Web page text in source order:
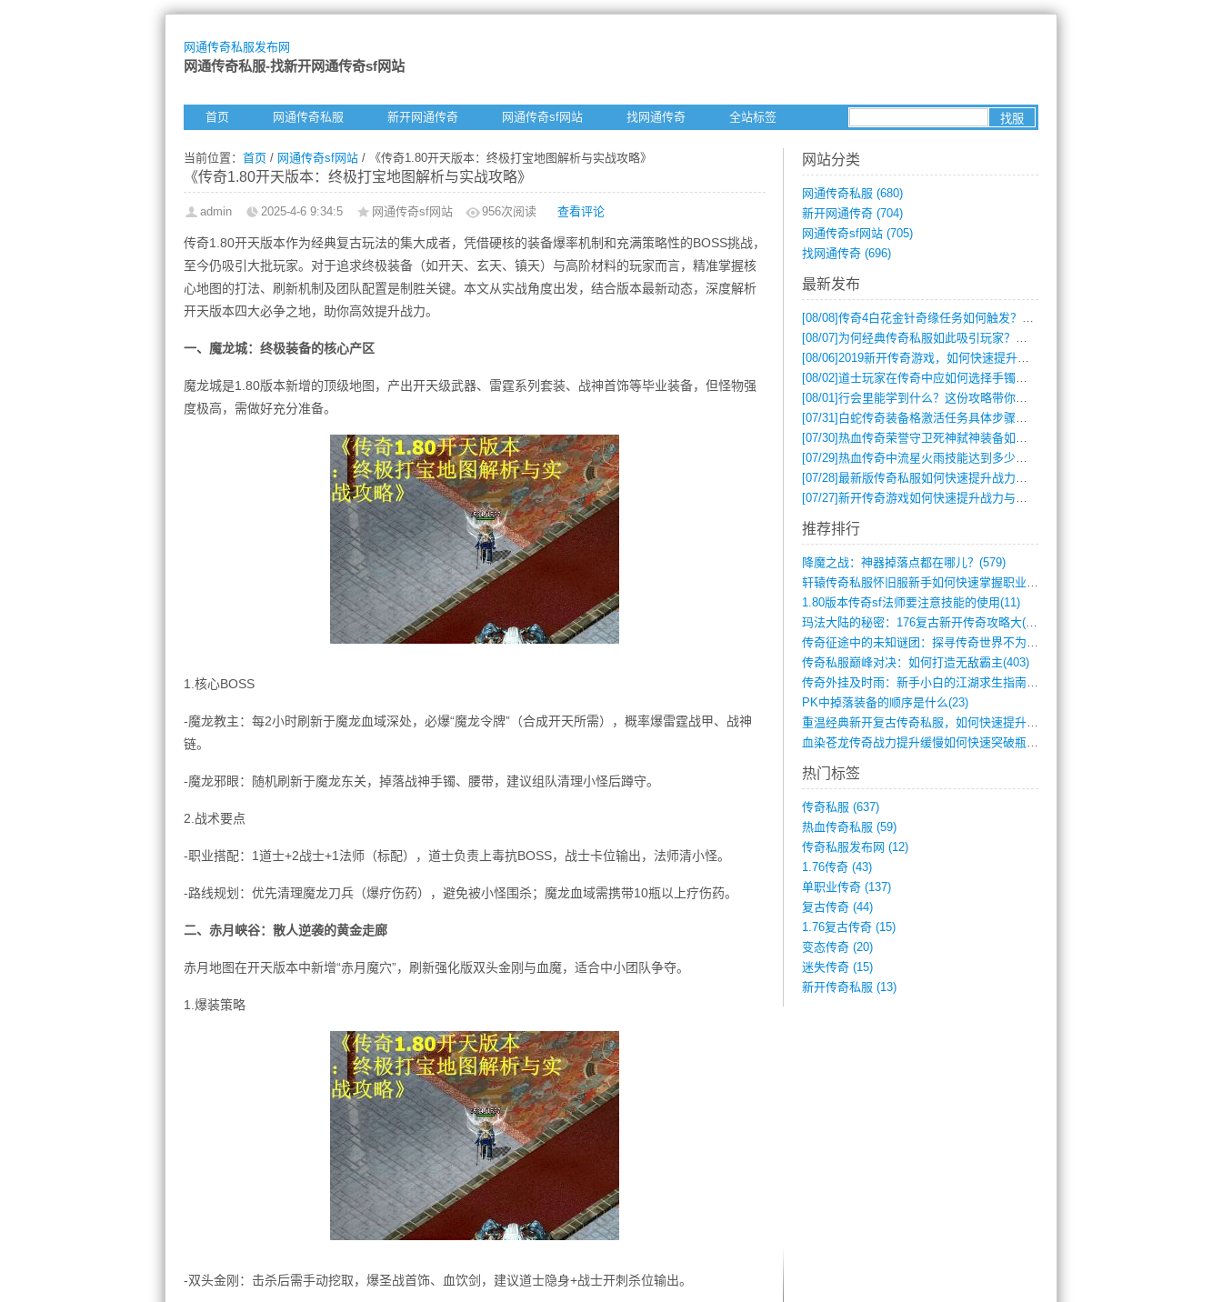
网通传奇私服发布网
网通传奇私服-找新开网通传奇sf网站
首页 网通传奇私服 新开网通传奇 网通传奇sf网站 找网通传奇 全站标签
当前位置： 首页 / 网通传奇sf网站 / 《传奇1.80开天版本：终极打宝地图解析与实战攻略》
《传奇1.80开天版本：终极打宝地图解析与实战攻略》
admin 2025-4-6 9:34:5 网通传奇sf网站 956次阅读 查看评论
传奇1.80开天版本作为经典复古玩法的集大成者，凭借硬核的装备爆率机制和充满策略性的BOSS挑战，
至今仍吸引大批玩家。对于追求终极装备（如开天、玄天、镇天）与高阶材料的玩家而言，精准掌握核
心地图的打法、刷新机制及团队配置是制胜关键。本文从实战角度出发，结合版本最新动态，深度解析
开天版本四大必争之地，助你高效提升战力。
一、魔龙城：终极装备的核心产区
魔龙城是1.80版本新增的顶级地图，产出开天级武器、雷霆系列套装、战神首饰等毕业装备，但怪物强
度极高，需做好充分准备。
1.核心BOSS
-魔龙教主：每2小时刷新于魔龙血域深处，必爆“魔龙令牌”（合成开天所需），概率爆雷霆战甲、战神
链。
-魔龙邪眼：随机刷新于魔龙东关，掉落战神手镯、腰带，建议组队清理小怪后蹲守。
2.战术要点
-职业搭配：1道士+2战士+1法师（标配），道士负责上毒抗BOSS，战士卡位输出，法师清小怪。
-路线规划：优先清理魔龙刀兵（爆疗伤药），避免被小怪围杀；魔龙血域需携带10瓶以上疗伤药。
二、赤月峡谷：散人逆袭的黄金走廊
赤月地图在开天版本中新增“赤月魔穴”，刷新强化版双头金刚与血魔，适合中小团队争夺。
1.爆装策略
-双头金刚：击杀后需手动挖取，爆圣战首饰、血饮剑，建议道士隐身+战士开刺杀位输出。
网站分类
网通传奇私服 (680)
新开网通传奇 (704)
网通传奇sf网站 (705)
找网通传奇 (696)
最新发布
[08/08]传奇4白花金针奇缘任务如何触发？完整攻略解析
[08/07] 为何经典传奇私服如此吸引玩家？深度攻略解析
[08/06]2019新开传奇游戏，如何快速提升角色等级？
[08/02]道士玩家在传奇中应如何选择手镯装备？
[08/01]行会里能学到什么？这份攻略带你全掌握
[07/31] 白蛇传奇装备格激活任务具体步骤是什么？如何完成？
[07/30]热血传奇荣誉守卫死神弑神装备如何获取与佩戴攻略？
[07/29]热血传奇中流星火雨技能达到多少级可以开始练装备？
[07/28]最新版传奇私服如何快速提升战力与获取稀有装备？
[07/27]新开传奇游戏如何快速提升战力与获取稀有装备？
推荐排行
降魔之战：神器掉落点都在哪儿？(579)
轩辕传奇私服怀旧服新手如何快速掌握职业选(993)
1.80版本传奇sf法师要注意技能的使用(11)
玛法大陆的秘密：176复古新开传奇攻略大(486)
传奇征途中的未知谜团：探寻传奇世界不为人(595)
传奇私服巅峰对决：如何打造无敌霸主(403)
传奇外挂及时雨：新手小白的江湖求生指南(802)
PK中掉落装备的顺序是什么(23)
重温经典新开复古传奇私服，如何快速提升等(392)
血染苍龙传奇战力提升缓慢如何快速突破瓶颈(654)
热门标签
传奇私服 (637)
热血传奇私服 (59)
传奇私服发布网 (12)
1.76传奇 (43)
单职业传奇 (137)
复古传奇 (44)
1.76复古传奇 (15)
变态传奇 (20)
迷失传奇 (15)
新开传奇私服 (13)